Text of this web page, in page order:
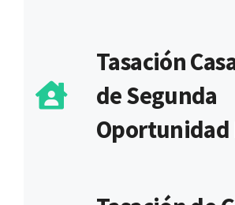
Tasación
de Segunda
Oportunidad